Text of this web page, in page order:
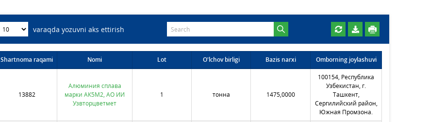
varaqda yozuvni aks ettirish
Shartnoma raqami Nomi Lot O'lchov birligi Bazis narxi Omborning joylashuvi
13882
Алюминия сплава
марки АК5М2, АО ИИ
Узвторцветмет
1 тонна 1475,0000
100154, Республика
Узбекистан, г.
Ташкент,
Сергилийский район,
Южная Промзона.